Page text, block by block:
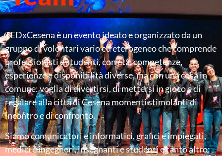
TEDxCesena è un evento ideato e organizzato da un
gruppo di volontari vario ed eterogeneo che comprende
professionisti e studenti, con età, competenze,
esperienze e disponibilità diverse, ma con una cosa in
comune: voglia di divertirsi, di mettersi in gioco e di
regalare alla città di Cesena momenti stimolanti di
incontro e di confronto.
Siamo comunicatori e informatici, grafici e impiegati,
medici e ingegneri, insegnanti e studenti e tanto altro: